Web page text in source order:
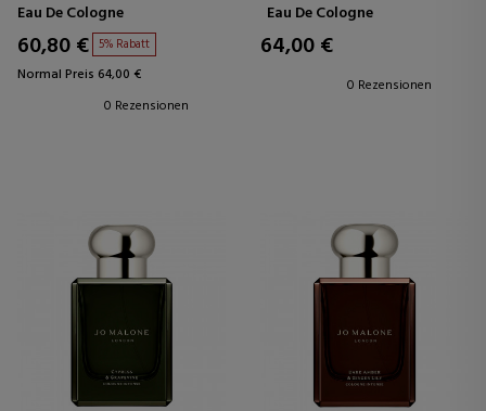
Eau De Cologne
60,80 € 5% Rabatt
Normal Preis 64,00 €
0 Rezensionen
Eau De Cologne
64,00 €
0 Rezensionen